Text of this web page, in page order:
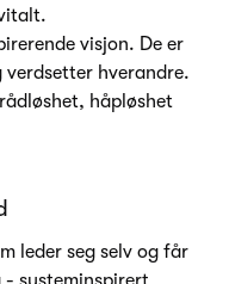
visjon. De er
hverandre.
håpløshet
leder seg selv og får